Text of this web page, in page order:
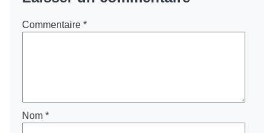
Commentaire *
Nom *